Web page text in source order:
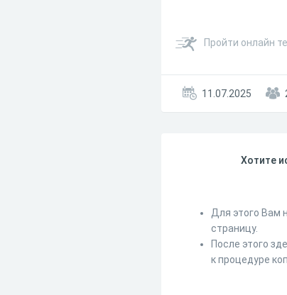
Пройти онлайн
11.07.2025
Хотите
Для этого Вам
страницу.
После этого
к процедуре